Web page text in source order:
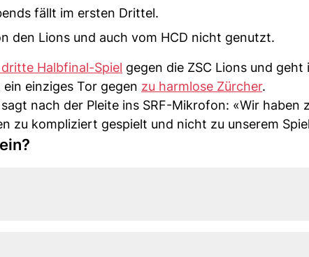
fällt im ersten Drittel.
den Lions und auch vom HCD nicht genutzt.
Halbfinal-Spiel gegen die ZSC Lions und geht
einziges Tor gegen zu harmlose Zürcher.
nach der Pleite ins SRF-Mikrofon: «Wir haben
zu kompliziert gespielt und nicht zu unserem